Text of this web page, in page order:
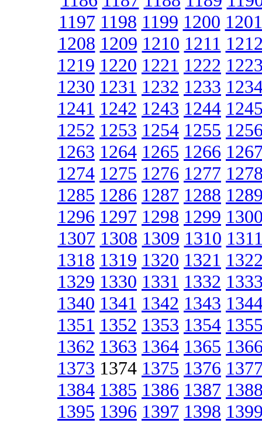
1197 1198 1199 1200 1201
1208 1209 1210 1211
1219 1220 1221 1222
1230 1231 1232 1233
1241 1242 1243 1244
1252 1253 1254 1255
1263 1264 1265 1266
1274 1275 1276 1277
1285 1286 1287 1288
1296 1297 1298 1299
1307 1308 1309 1310
1318 1319 1320 1321
1329 1330 1331 1332
1340 1341 1342 1343
1351 1352 1353 1354
1362 1363 1364 1365
1373 1374 1375 1376
1384 1385 1386 1387
1395 1396 1397 1398